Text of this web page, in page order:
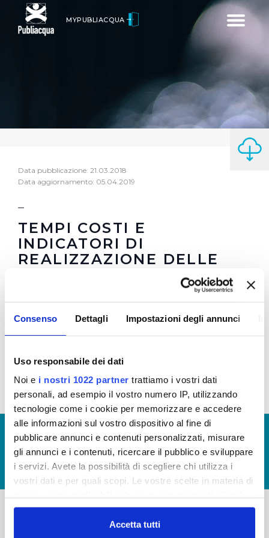
Consenso Dettagli Impostazioni degli annunci
Uso responsabile dei dati
Noi e i nostri 1022 partner trattiamo i vostri dati
personali, ad esempio il vostro numero IP, utilizzando
tecnologie come i cookie per memorizzare e accedere
alle informazioni sul vostro dispositivo al fine di
pubblicare annunci e contenuti personalizzati, misurare
gli annunci e i contenuti, ricercare il pubblico e sviluppare
i servizi. Avete la possibilità di scegliere chi utilizza i
vostri dati e per quali scopi. Le vostre scelte in materia di
in cui avete effettuato le vostre scelte. È possibile
modificare o revocare il proprio consenso in qualsiasi
Accetta tutti
Toggle
MYPUBLIACQUA
Data pubblicazione: 21.03.2018
Data aggiornamento: 05.04.2019
TEMPI COSTI E
INDICATORI DI
REALIZZAZIONE DELLE
OPERE PUBBLICHE
In questa sezione puoi trovare il programma degli
interventi di Publiacqua 2016 - 2021 (visualizza
documentazione)
Tale programma è soggetto a revisioni nel 2020
© Copyright 2017 - 2026
GLOSSARIO
GIUDICA IL SERVIZIO
LAVORA CON NOI
-